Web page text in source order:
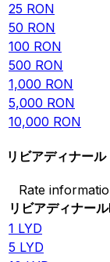
25 RON
50 RON
100 RON
500 RON
1,000 RON
5,000 RON
10,000 RON
リビアディナー
Rate
リビアディナール
1 LYD
5 LYD